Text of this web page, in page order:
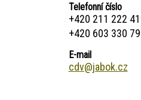
Telefonní číslo
+420 211 222
+420 603 330
E-mail
cdv@jabok.cz